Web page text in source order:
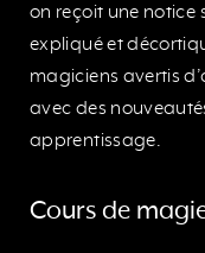
on reçoit une notice
expliqué et
magiciens avertis
avec des
apprentissage.
Cours de